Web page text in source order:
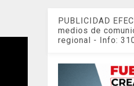
PUBLICIDAD
medios de
regional - Info: